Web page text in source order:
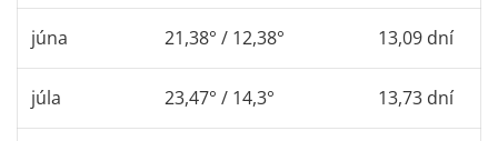
júna 21,38° / 12,38° 13,09 dní
júla 23,47° / 14,3° 13,73 dní